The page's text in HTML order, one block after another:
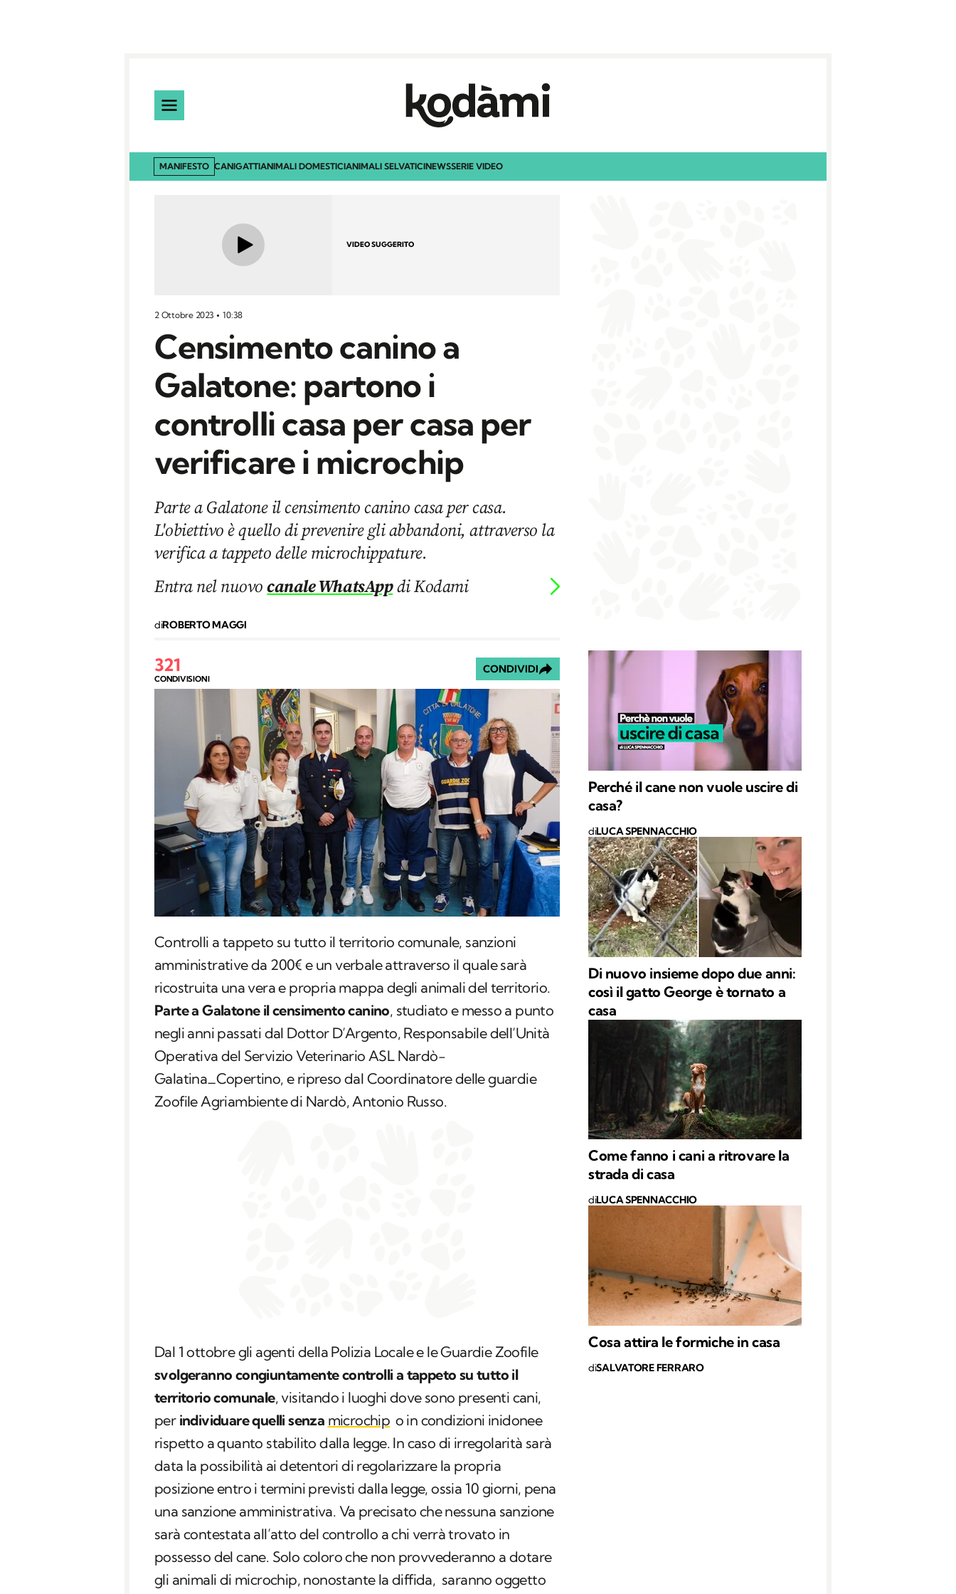
MANIFESTO CANIGATTIANIMALI DOMESTICIANIMALI SELVATICINEWSSERIE VIDEO
VIDEO SUGGERITO
2 Ottobre 2023 10:38
Censimento canino a
Galatone: partono i
controlli casa per casa per
verificare i microchip
Parte a Galatone il censimento canino casa per casa.
L'obiettivo è quello di prevenire gli abbandoni, attraverso la
verifica a tappeto delle microchippature.
Entra nel nuovocanale WhatsAppdi Kodami
diROBERTO MAGGI
321
CONDIVISIONI
CONDIVIDI
Controlli a tappeto su tutto il territorio comunale, sanzioni
amministrative da 200€ e un verbale attraverso il quale sarà
ricostruita una vera e propria mappa degli animali del territorio.
Parte a Galatone il censimento canino, studiato e messo a punto
negli anni passati dal Dottor D’Argento, Responsabile dell’Unità
Operativa del Servizio Veterinario ASL Nardò-
Galatina_Copertino, e ripreso dal Coordinatore delle guardie
Zoofile Agriambiente di Nardò, Antonio Russo.
Dal 1 ottobre gli agenti della Polizia Locale e le Guardie Zoofile
svolgeranno congiuntamente controlli a tappeto su tutto il
territorio comunale, visitando i luoghi dove sono presenti cani,
per individuare quelli senza microchip o in condizioni inidonee
rispetto a quanto stabilito dalla legge. In caso di irregolarità sarà
data la possibilità ai detentori di regolarizzare la propria
posizione entro i termini previsti dalla legge, ossia 10 giorni, pena
una sanzione amministrativa. Va precisato che nessuna sanzione
sarà contestata all’atto del controllo a chi verrà trovato in
possesso del cane. Solo coloro che non provvederanno a dotare
gli animali di microchip, nonostante la diffida, saranno oggetto
Perché il cane non vuole uscire di
casa?
diLUCA SPENNACCHIO
Di nuovo insieme dopo due anni:
così il gatto George è tornato a
casa
Come fanno i cani a ritrovare la
strada di casa
diLUCA SPENNACCHIO
Cosa attira le formiche in casa
diSALVATORE FERRARO